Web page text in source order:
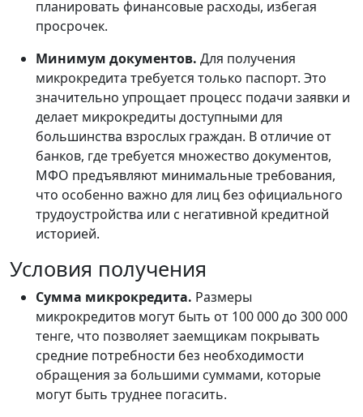
планировать финансовые расходы, избегая
просрочек.
Минимум документов. Для получения
микрокредита требуется только паспорт. Это
значительно упрощает процесс подачи заявки и
делает микрокредиты доступными для
большинства взрослых граждан. В отличие от
банков, где требуется множество документов,
МФО предъявляют минимальные требования,
что особенно важно для лиц без официального
трудоустройства или с негативной кредитной
историей.
Условия получения
Сумма микрокредита. Размеры
микрокредитов могут быть от 100 000 до 300 000
тенге, что позволяет заемщикам покрывать
средние потребности без необходимости
обращения за большими суммами, которые
могут быть труднее погасить.